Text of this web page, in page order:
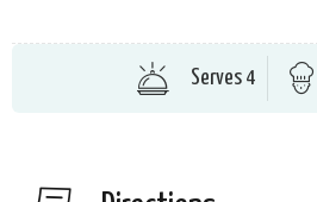
Serves 4